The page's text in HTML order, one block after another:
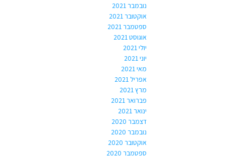
נובמבר 2021
אוקטובר 2021
ספטמבר 2021
אוגוסט 2021
יולי 2021
יוני 2021
מאי 2021
אפריל 2021
מרץ 2021
פברואר 2021
ינואר 2021
דצמבר 2020
נובמבר 2020
אוקטובר 2020
ספטמבר 2020